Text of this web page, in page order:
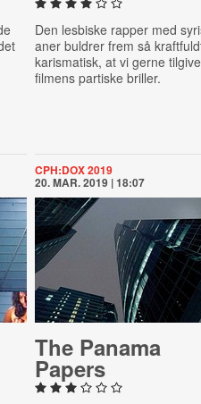
Den lesbiske rapper med
aner buldrer frem så
karismatisk, at vi gerne
filmens partiske briller.
CPH:DOX 2019
20. MAR. 2019 | 18:07
The Panama
Papers